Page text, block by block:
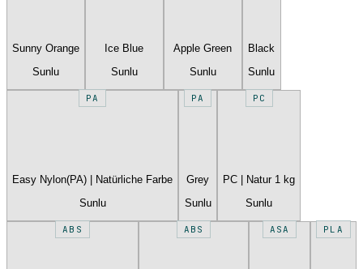
Sunny Orange
Sunlu
Ice Blue
Sunlu
Apple Green
Sunlu
Black
Sunlu
PA
Easy Nylon(PA) | Natürliche Farbe
Sunlu
PA
Grey
Sunlu
PC
PC | Natur 1 kg
Sunlu
ABS ABS ASA PLA